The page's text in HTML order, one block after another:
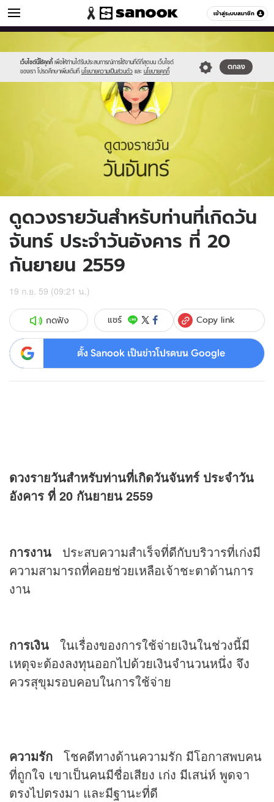
เข้าสู่ระบบสมาชิก
ดูดวง หมวดอื่นๆ
เว็บไซต์นี้ใช้คุกกี้ เพื่อให้ท่านได้รับประสบการณ์การใช้งานที่ดีที่สุดบน เว็บไซต์
ของเรา โปรดศึกษาเพิ่มเติมที่ นโยบายความเป็นส่วนตัว และ นโยบายคุกกี้
ตกลง
//s.isanook.com/sr/0/images/logo-
new-
sanook.png
//s.isanook.com/ho/0/ud/fxd/day/2_mon.jpg
ดูดวงรายวันสำหรับท่านที่เกิดวัน
จันทร์ ประจำวันอังคาร ที่ 20
กันยายน 2559
19 ก.ย. 59 (09:21 น.)
กดฟัง แชร์ Copy link
ตั้ง Sanook เป็นข่าวโปรดบน Google
ดวงรายวันสำหรับท่านที่เกิดวันจันทร์ ประจำวัน
อังคาร ที่ 20 กันยายน 2559
การงาน
ประสบความสำเร็จที่ดีกับบริวารที่เก่งมี
ความสามารถที่คอยช่วยเหลือเจ้าชะตาด้านการ
งาน
การเงิน
ในเรื่องของการใช้จ่ายเงินในช่วงนี้มี
เหตุจะต้องลงทุนออกไปด้วยเงินจำนวนหนึ่ง จึง
ควรสุขุมรอบคอบในการใช้จ่าย
ความรัก โชคดีทางด้านความรัก มีโอกาสพบคน
ที่ถูกใจ เขาเป็นคนมีชื่อเสียง เก่ง มีเสน่ห์ พูดจา
ตรงไปตรงมา และมีฐานะที่ดี